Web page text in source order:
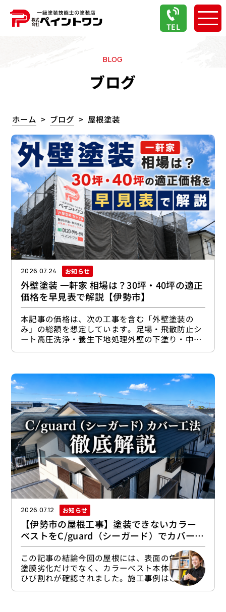
TEL
BLOG
ブログ
ホーム ブログ 屋根塗装
2026.07.24 お知らせ
外壁塗装 一軒家 相場は？30坪・40坪の適正
価格を早見表で解説【伊勢市】
本記事の価格は、次の工事を含む「外壁塗装の
み」の総額を想定しています。足場・飛散防止シ
ート高圧洗浄・養生下地処理外壁の下塗り・中塗
り・上塗り一般的なシーリング工事軒天・雨樋・
みません。まず確認したい一軒家の外壁塗装相場
この記事でわかること：30坪・40坪の適正価格と
判断基準この記事では、伊勢市で一軒家の外壁塗
装を検討している方に向けて、次の内容を解説し
ます。30坪・40坪住宅の外壁塗装相場
2026.07.12 お知らせ
【伊勢市の屋根工事】塗装できないカラー
ベストをC/guard（シーガード）でカバー工
法 徹底解説！！
この記事の結論今回の屋根には、表面の色あせや
塗膜劣化だけでなく、カラーベスト本体の反りや
ひび割れが確認されました。施工事例はこちらで
す。外壁塗装とシーガード屋根カバー工法｜築30